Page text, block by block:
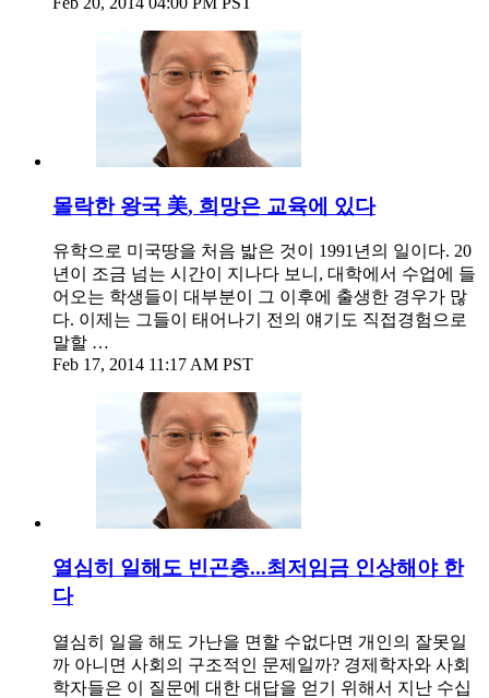
몰락한 왕국 美, 희망은 교육에 있다
유학으로 미국땅을 처음 밟은 것이 1991년의 일이다. 20
년이 조금 넘는 시간이 지나다 보니, 대학에서 수업에 들
어오는 학생들이 대부분이 그 이후에 출생한 경우가 많
다. 이제는 그들이 태어나기 전의 얘기도 직접경험으로
말할 …
Feb 17, 2014 11:17 AM PST
열심히 일해도 빈곤층...최저임금 인상해야 한
다
열심히 일을 해도 가난을 면할 수없다면 개인의 잘못일
까 아니면 사회의 구조적인 문제일까? 경제학자와 사회
학자들은 이 질문에 대한 대답을 얻기 위해서 지난 수십